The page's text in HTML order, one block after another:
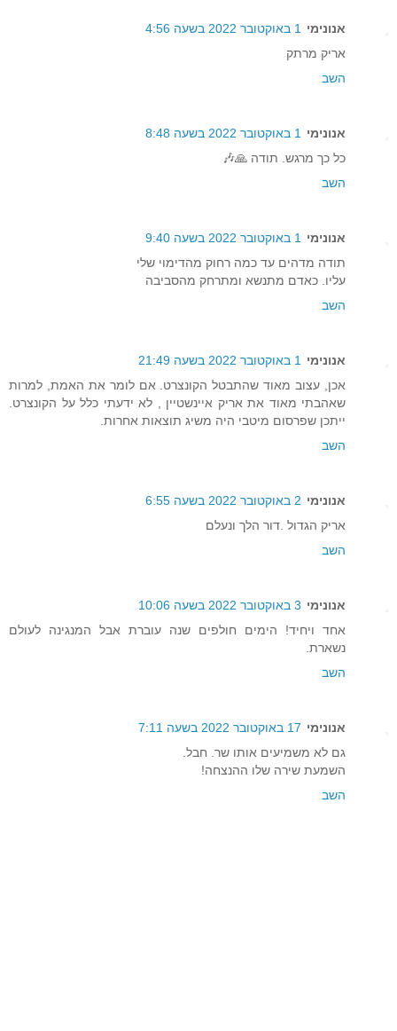
אנונימי
1 באוקטובר 2022 בשעה 4:56
אריק מרתק
השב
אנונימי
1 באוקטובר 2022 בשעה 8:48
כל כך מרגש. תודה 🙏🎶
השב
אנונימי
1 באוקטובר 2022 בשעה 9:40
תודה מדהים עד כמה רחוק מהדימוי שלי
עליו. כאדם מתנשא ומתרחק מהסביבה
השב
אנונימי
1 באוקטובר 2022 בשעה 21:49
אכן, עצוב מאוד שהתבטל הקונצרט. אם לומר את האמת, למרות
שאהבתי מאוד את אריק איינשטיין , לא ידעתי כלל על הקונצרט.
ייתכן שפרסום מיטבי היה משיג תוצאות אחרות.
השב
אנונימי 2 באוקטובר 2022 בשעה 6:55
אריק הגדול .דור הלך ונעלם
השב
אנונימי 3 באוקטובר 2022 בשעה 10:06
אחד ויחיד! הימים חולפים שנה עוברת אבל המנגינה לעולם
נשארת.
השב
אנונימי 17 באוקטובר 2022 בשעה 7:11
גם לא משמיעים אותו שר. חבל.
השמעת שירה שלו ההנצחה!
השב